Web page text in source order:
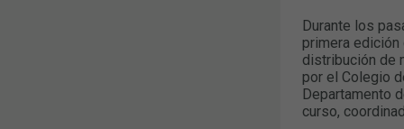
Durante los
primera edición
distribución de
por el Colegio
Departamento
curso,